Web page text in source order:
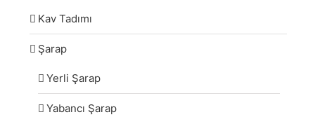
Kav Tadımı
Şarap
Yerli Şarap
Yabancı Şarap